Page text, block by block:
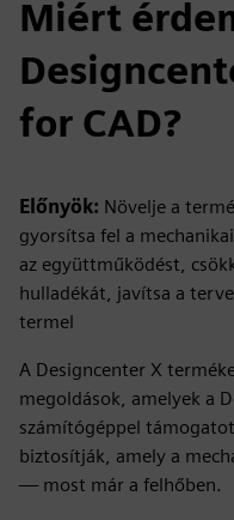
Miért
for CAD?
Előnyök: Növelje a
gyorsítsa fel a
az együttműködést,
hulladékát, javítsa a
termel
A Designcenter X
megoldások, amelyek a
számítógéppel
biztosítják, amely a
— most már a felhőben.